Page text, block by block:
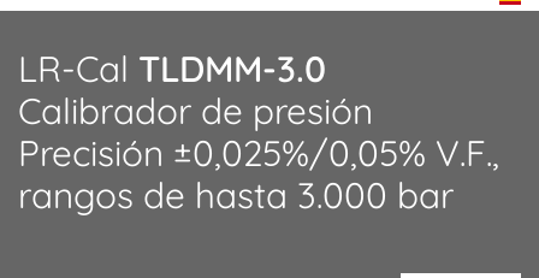
LR-Cal TLDMM-3.0
Calibrador de presión
Precisión ±0,025%/0,05% V.F.,
rangos de hasta 3.000 bar